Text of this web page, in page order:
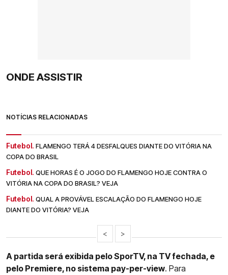
ONDE ASSISTIR
NOTÍCIAS RELACIONADAS
Futebol. FLAMENGO TERÁ 4 DESFALQUES DIANTE DO VITÓRIA NA
COPA DO BRASIL
Futebol. QUE HORAS É O JOGO DO FLAMENGO HOJE CONTRA O
VITÓRIA NA COPA DO BRASIL? VEJA
Futebol. QUAL A PROVÁVEL ESCALAÇÃO DO FLAMENGO HOJE
DIANTE DO VITÓRIA? VEJA
< >
A partida será exibida pelo SporTV, na TV fechada, e
pelo Premiere, no sistema pay-per-view. Para